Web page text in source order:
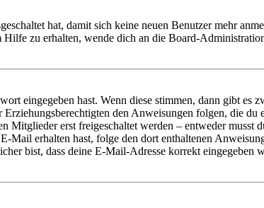
hat, damit sich keine neuen Benutzer mehr
zu erhalten, wende dich an die Board-
eingegeben hast. Wenn diese stimmen, dann gibt es
den Anweisungen folgen, die
Mitglieder erst freigeschaltet werden – entweder musst
erhalten hast, folge den dort enthaltenen
bist, dass deine E-Mail-Adresse korrekt eingegeben